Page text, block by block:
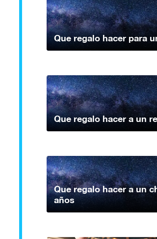
Que regalo hacer para
Que regalo hacer a un
Que regalo hacer a un
años